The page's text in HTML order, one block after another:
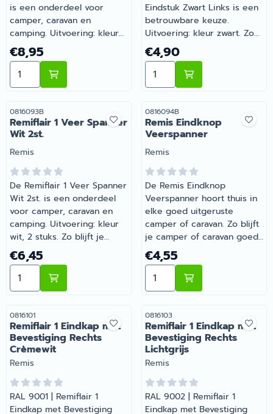
is een onderdeel voor
camper, caravan en
camping. Uitvoering: kleur
wit. Een slimme aanvulling
op de uitrusting van je
camper of caravan. Bij
Barsema Recreatie,
caravanonderdelen, vind je
het juiste artikel met
persoonlijk advies.
Prijs: 8,95
€8,95
Aantal kiezen voor Remiflair 1 Eindstuk Zijgeleider
Eindstuk Zwart Links is een
betrouwbare keuze.
Uitvoering: kleur zwart. Zo
blijft je camper of caravan
goed onderhouden en
compleet. Bestel dit
onderdeel eenvoudig online
recreatiespecialist.
Prijs: 4,90
€4,90
Aantal kiezen voor
Artikelnummer
0816093B
Remiflair 1 Veer Spanner
Wit 2st.
Merk:
Remis
De Remiflair 1 Veer Spanner
Wit 2st. is een onderdeel
voor camper, caravan en
camping. Uitvoering: kleur
wit, 2 stuks. Zo blijft je
camper of caravan goed
onderhouden en compleet.
Bij Barsema Recreatie,
specialist in camper- en
het juiste artikel met
persoonlijk advies.
Prijs: 6,45
€6,45
Aantal kiezen voor Remiflair 1 Veer Spanner Wit 2st.
Artikelnummer
0816094B
Remis Eindknop
Veerspanner
Merk:
Remis
De Remis Eindknop
Veerspanner hoort thuis in
elke goed uitgeruste
camper of caravan. Zo blijft
je camper of caravan goed
onderhouden en compleet.
Heb je vragen over de
juiste keuze? Barsema
Recreatie denkt graag met
Prijs: 4,55
€4,55
Aantal kiezen voor Remis
Artikelnummer
0816101
Remiflair 1 Eindkap met
Bevestiging Rechts
Crèmewit
Merk:
Remis
RAL 9001 | Remiflair 1
Eindkap met Bevestiging
Artikelnummer
0816103
Remiflair 1 Eindkap met
Bevestiging Rechts
Lichtgrijs
Merk:
Remis
RAL 9002 | Remiflair 1
Eindkap met Bevestiging